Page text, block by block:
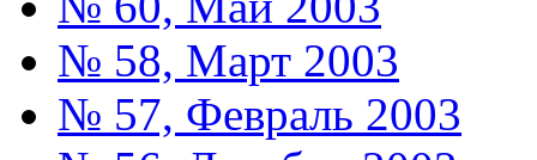
№ 58, Март 2003
№ 57, Февраль 2003